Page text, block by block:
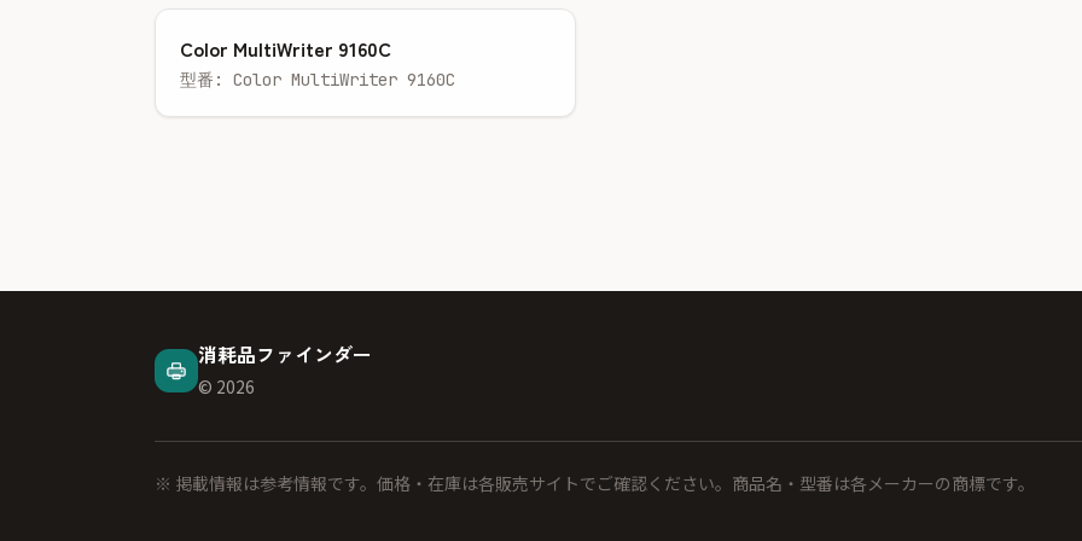
Color MultiWriter 9160C
型番: Color MultiWriter 9160C
消耗品ファインダー
© 2026
※ 掲載情報は参考情報です。価格・在庫は各販売サイトでご確認ください。商品名・型番は各メーカーの商標です。